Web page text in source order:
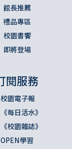
館長推薦
禮品專區
校園書饗
即將登場
閱服務
校園電子報
《每日活水》
《校園雜誌》
OPEN學習